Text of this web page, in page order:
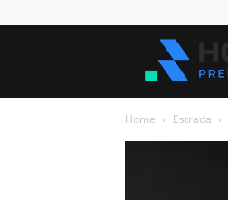
Home Estrada